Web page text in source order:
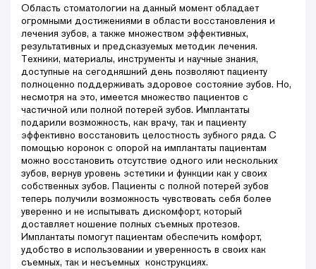
Область стоматологии на данный момент обладает
огромными достижениями в области восстановления и
лечения зубов, а также множеством эффективных,
результативных и предсказуемых методик лечения.
Техники, материалы, инструменты и научные знания,
доступные на сегодняшний день позволяют пациенту
полноценно поддерживать здоровое состояние зубов. Но,
несмотря на это, имеется множество пациентов с
частичной или полной потерей зубов. Имплантаты
подарили возможность, как врачу, так и пациенту
эффективно восстановить целостность зубного ряда. С
помощью коронок с опорой на имплантаты пациентам
можно восстановить отсутствие одного или нескольких
зубов, вернув уровень эстетики и функции как у своих
собственных зубов. Пациенты с полной потерей зубов
теперь получили возможность чувствовать себя более
уверенно и не испытывать дискомфорт, который
доставляет ношение полных съемных протезов.
Имплантаты помогут пациентам обеспечить комфорт,
удобство в использовании и уверенность в своих как
съемных, так и несъемных конструкциях.